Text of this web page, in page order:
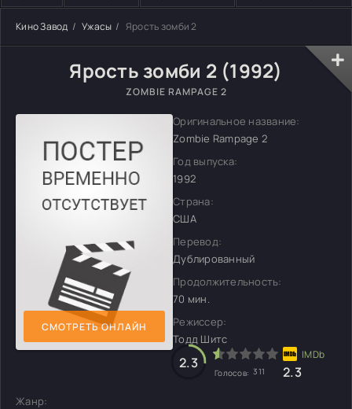
Кино Завод Ужасы Ярость зомби 2
Ярость зомби 2 (1992)
ZOMBIE RAMPAGE 2
СМОТРЕТЬ ОНЛАЙН
Оригинальное название:
Zombie Rampage 2
Год выпуска:
1992
Страна:
США
Перевод:
Дублированный
Продолжительность:
70 мин.
Режиссер:
Тодд Шитс
2.3
Голосов: 311 2.3
Жанр: